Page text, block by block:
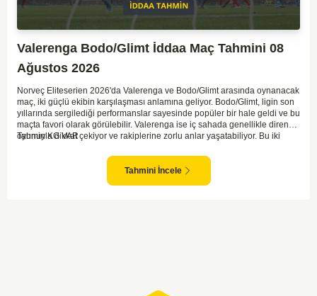
Valerenga Bodo/Glimt İddaa Maç Tahmini 08
Ağustos 2026
Norveç Eliteserien 2026'da Valerenga ve Bodo/Glimt arasında oynanacak
maç, iki güçlü ekibin karşılaşması anlamına geliyor. Bodo/Glimt, ligin son
yıllarında sergilediği performanslar sayesinde popüler bir hale geldi ve bu
maçta favori olarak görülebilir. Valerenga ise iç sahada genellikle dirençli
oyunuyla dikkat çekiyor ve rakiplerine zorlu anlar yaşatabiliyor. Bu iki
karşılaşmalara tanık olabiliyoruz. Taraftar desteğini arkasına alarak
sahasında etkili performans sergileyen Valerenga, Bodo/Glimt karşısında
gol bulmakta zorlanmayabilir. Aynı şekilde, Bodo/Glimt'in de hücum gücü
Tahmin KG VAR
Tahmini İncele